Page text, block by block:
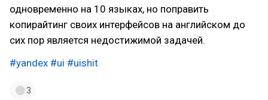
одновременно на 10 языках, но поправить
копирайтинг своих интерфейсов на английском до
сих пор является недостижимой задачей.
#yandex #ui #uishit
3